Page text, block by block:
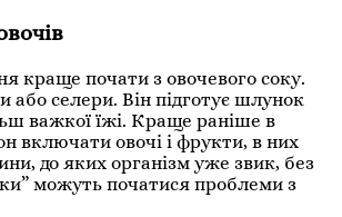
краще почати з овочевого соку.
селери. Він підготує шлунок
важкої їжі. Краще раніше в
включати овочі і фрукти, в них
до яких організм уже звик, без
можуть початися проблеми з